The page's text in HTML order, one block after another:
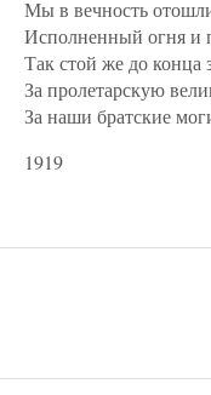
Мы в вечность
Исполненный огня и
Так стой же до конца
За пролетарскую
За наши братские
1919